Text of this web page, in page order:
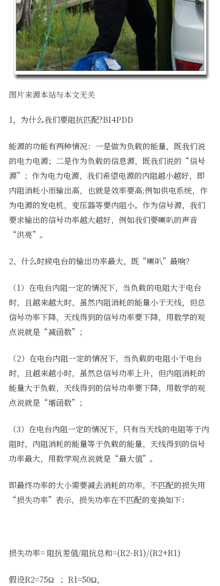
图片来源本站与本文无关
1，为什么我们要阻抗匹配?BI4PDD
能源的功能有两种情况：一是做为负载的能量，既我们说
的电力电源；二是作为负载的信息源，既我们说的“信号
源”；作为电力电源，我们希望电源的内阻越小越好，即
内阻消耗小而输出高，也就是效率要高;例如供电系统，作
为电源的发电机，变压器等要内阻小。作为信号源，我们
要求输出的信号功率越大越好，例如我们要喇叭的声音
“洪亮”。
2，什么时候电台的输出功率最大，既“喇叭”最响？
（1）在电台内阻一定的情况下，当负载的电阻大于电台
时，且越来越大时，虽然内阻消耗的能量小于天线，但总
信号功率下降，天线得到的信号功率要下降，用数学的观
点说就是“减函数”；
（2）在电台内阻一定的情况下，当负载的电阻小于电台
时，且越来越小时，虽然总信号功率上升，但内阻消耗的
能量大于负载，天线得到的信号功率要下降，用数学的观
点说就是“增函数”；
（3）在电台内阻一定的情况下，只有当天线的电阻等于内
阻时，内阻消耗的能量等于负载的能量，天线得到的信号
功率最大，用数学观点说就是“最大值”。
即最终功率的大小需要减去消耗的功率，不匹配的损失用
“损失功率”表示，损失功率在不匹配的变换如下：
损失功率= 阻抗差值/阻抗总和=(R2-R1)/(R2+R1)
假设R2=75Ω ；R1=50Ω，